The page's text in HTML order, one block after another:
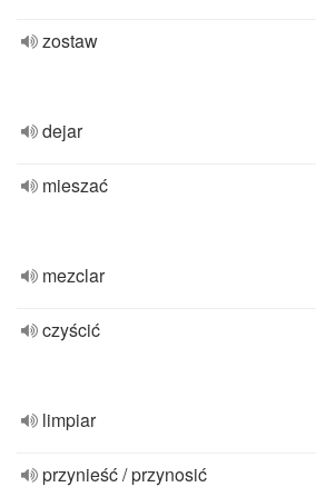
zostaw
dejar
mieszać
mezclar
czyścić
limpiar
przynieść / przynosić